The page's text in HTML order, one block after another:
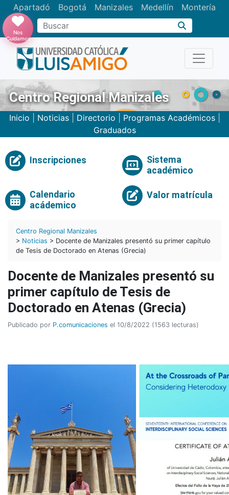
Apartadó Bogotá Manizales Medellín Montería
Nos
Cuidamos
Centro Regional Manizales
Inicio Noticias| Directorio Programas Académicos|
Graduados
Inscripciones
Sistema
académico
Calendario
acádemico
Valor matrícula
Centro Regional Manizales
> Noticias > Docente de Manizales presentó su primer capítulo
de Tesis de Doctorado en Atenas (Grecia)
Docente de Manizales presentó su
primer capítulo de Tesis de
Doctorado en Atenas (Grecia)
Publicado por P.comunicaciones el 10/8/2022 (1563 lecturas)